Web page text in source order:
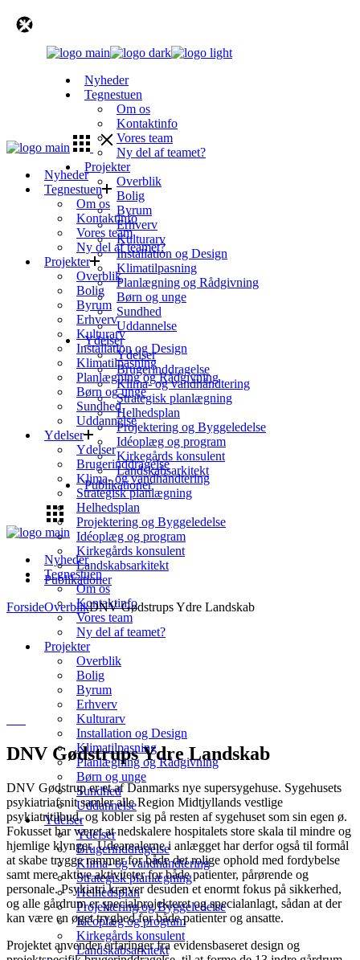
Nyheder
Tegnestuen
Om os
Kontaktinfo
Vores team
Ny del af teamet?
Projekter
Overblik
Bolig
Byrum
Erhverv
Kulturarv
Installation og Design
Klimatilpasning
Planlægning og Rådgivning
Børn og unge
Sundhed
Uddannelse
Ydelser
Ydelser
Brugerinddragelse
Klima- og vandhåndtering
Strategisk planlægning
Helhedsplan
Projektering og Byggeledelse
Idéoplæg og program
Kirkegårds konsulent
Landskabsarkitekt
Publikationer
Nyheder
Tegnestuen
Om os
Kontaktinfo
Vores team
Ny del af teamet?
Projekter
Overblik
Bolig
Byrum
Erhverv
Kulturarv
Installation og Design
Klimatilpasning
Planlægning og Rådgivning
Børn og unge
Sundhed
Uddannelse
Ydelser
Ydelser
Brugerinddragelse
Klima- og vandhåndtering
Strategisk planlægning
Helhedsplan
Projektering og Byggeledelse
Idéoplæg og program
Kirkegårds konsulent
Landskabsarkitekt
Nyheder
Tegnestuen
Om os
Kontaktinfo
Vores team
Ny del af teamet?
Projekter
Overblik
Bolig
Byrum
Erhverv
Kulturarv
Installation og Design
Klimatilpasning
Planlægning og Rådgivning
Børn og unge
Sundhed
Uddannelse
Ydelser
Ydelser
Brugerinddragelse
Klima- og vandhåndtering
Strategisk planlægning
Helhedsplan
Projektering og Byggeledelse
Idéoplæg og program
Kirkegårds konsulent
Landskabsarkitekt
Publikationer
ForsideOverblikDNV Gødstrups Ydre Landskab
DNV Gødstrups Ydre Landskab
DNV Gødstrup er et af Danmarks nye supersygehuse. Sygehusets
psykiatriafsnit samler alle Region Midtjyllands vestlige
psykiatritilbud, og kobler sig på resten af sygehuset som sin egen ø.
Fokusset har været at nedskalere hospitalets store skala til mindre og
hjemlige klynger. Udearealerne i anlægget har derfor også til formål
at skabe trygge rammer for både det rolige ophold med fordybelse
samt mere aktive aktiviteter for både patienter, pårørende og
personale. Psykiatri kræver desuden et enormt fokus på sikkerhed,
og alle gårdrum er specialprojekteret og specialanlagt, sådan at der
kan være en øget tryghed for både patienter og ansatte.
Projektet anvender erfaringer fra evidensbaseret design og